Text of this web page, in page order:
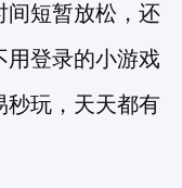
间短暂放松，还
用登录的小游戏
秒玩，天天都有